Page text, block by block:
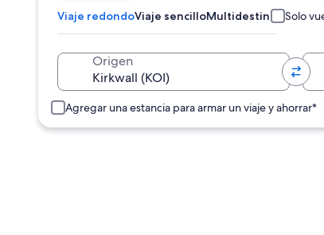
Viaje redondoViaje sencilloMultidestino Solo
Origen
Agregar una estancia para armar un viaje y ahorrar*